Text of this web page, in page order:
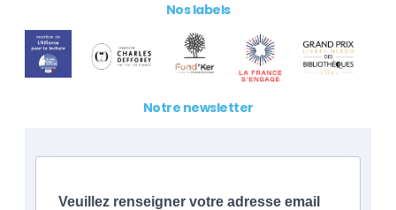
Nos labels
Notre newsletter
Veuillez renseigner votre adresse email